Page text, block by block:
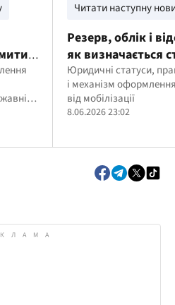
Читати наступну
Резерв, облік і
як визначається
Юридичні статуси,
і механізм
від мобілізації
8.06.2026 23:02